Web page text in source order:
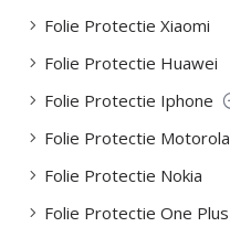
Folie Protectie Xiaomi
Folie Protectie Huawei
Folie Protectie Iphone
Folie Protectie Motorola
Folie Protectie Nokia
Folie Protectie One Plus